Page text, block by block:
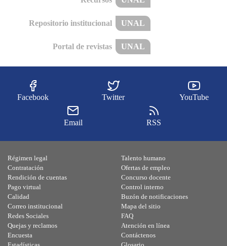
Repositorio institucional UNAL
Portal de revistas UNAL
Facebook Twitter YouTube
Email RSS
Régimen legal
Contratación
Rendición de cuentas
Pago virtual
Calidad
Talento humano
Ofertas de empleo
Concurso docente
Control interno
Buzón de notificaciones
Correo institucional
Redes Sociales
Quejas y reclamos
Encuesta
Mapa del sitio
FAQ
Atención en línea
Contáctenos